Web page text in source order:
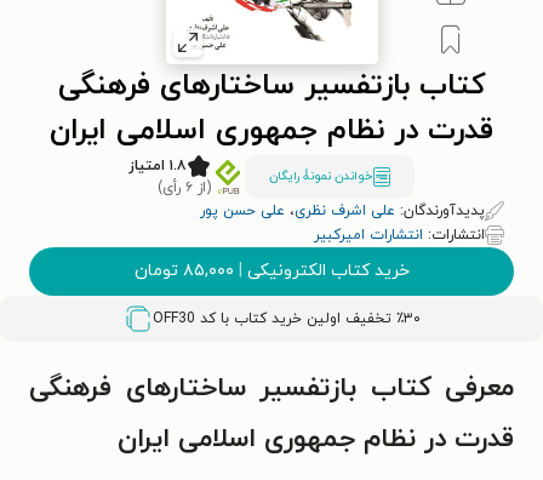
کتاب بازتفسیر ساختارهای فرهنگی
قدرت در نظام جمهوری اسلامی ایران
خواندن نمونۀ رایگان
۱.۸ امتیاز
(از ۶ رأی)
پدیدآورندگان: علی اشرف نظری، علی حسن پور
انتشارات: انتشارات امیرکبیر
خرید کتاب الکترونیکی | ۸۵,۰۰۰ تومان
٪۳۰ تخفیف اولین خرید کتاب با کد OFF30
معرفی کتاب بازتفسیر ساختارهای فرهنگی
قدرت در نظام جمهوری اسلامی ایران